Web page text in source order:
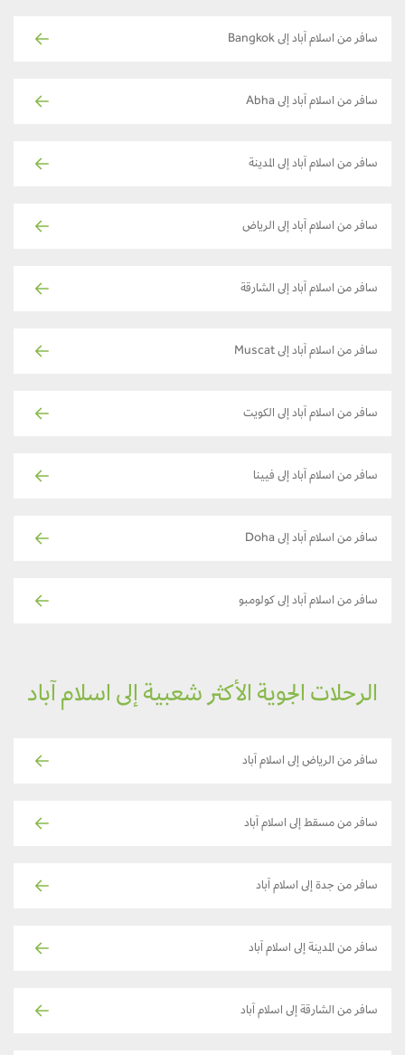
سافر من اسلام آباد إلى Bangkok
سافر من اسلام آباد إلى Abha
سافر من اسلام آباد إلى المدينة
سافر من اسلام آباد إلى الرياض
سافر من اسلام آباد إلى الشارقة
سافر من اسلام آباد إلى Muscat
سافر من اسلام آباد إلى الكويت
سافر من اسلام آباد إلى فيينا
سافر من اسلام آباد إلى Doha
سافر من اسلام آباد إلى كولومبو
الرحلات الجوية الأكثر شعبية إلى اسلام آباد
سافر من الرياض إلى اسلام آباد
سافر من مسقط إلى اسلام آباد
سافر من جدة إلى اسلام آباد
سافر من المدينة إلى اسلام آباد
سافر من الشارقة إلى اسلام آباد